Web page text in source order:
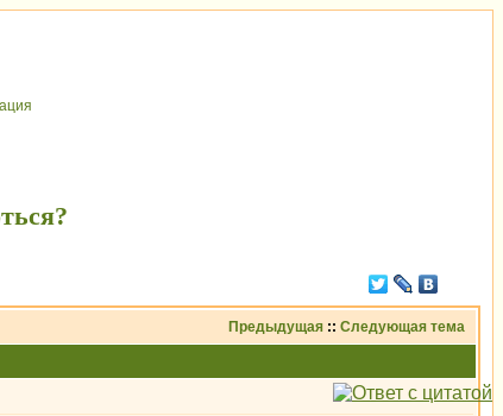
Предыдущая :: Следующая тема